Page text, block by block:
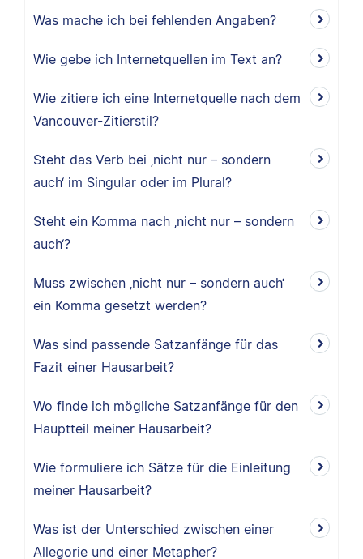
Was mache ich bei fehlenden Angaben?
Wie gebe ich Internetquellen im Text an?
Wie zitiere ich eine Internetquelle nach dem
Vancouver-Zitierstil?
Steht das Verb bei ‚nicht nur – sondern
auch‘ im Singular oder im Plural?
Steht ein Komma nach ‚nicht nur – sondern
auch‘?
Muss zwischen ‚nicht nur – sondern auch‘
ein Komma gesetzt werden?
Was sind passende Satzanfänge für das
Fazit einer Hausarbeit?
Wo finde ich mögliche Satzanfänge für den
Hauptteil meiner Hausarbeit?
Wie formuliere ich Sätze für die Einleitung
meiner Hausarbeit?
Was ist der Unterschied zwischen einer
Allegorie und einer Metapher?